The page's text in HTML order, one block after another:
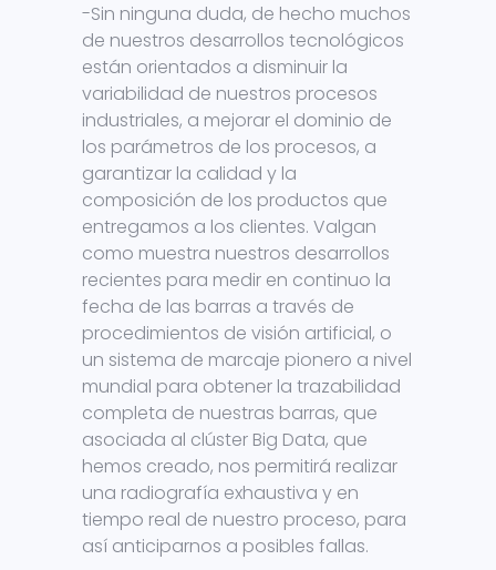
-Sin ninguna duda, de hecho muchos
de nuestros desarrollos tecnológicos
están orientados a disminuir la
variabilidad de nuestros procesos
industriales, a mejorar el dominio de
los parámetros de los procesos, a
garantizar la calidad y la
composición de los productos que
entregamos a los clientes. Valgan
como muestra nuestros desarrollos
recientes para medir en continuo la
fecha de las barras a través de
procedimientos de visión artificial, o
un sistema de marcaje pionero a nivel
mundial para obtener la trazabilidad
completa de nuestras barras, que
asociada al clúster Big Data, que
hemos creado, nos permitirá realizar
una radiografía exhaustiva y en
tiempo real de nuestro proceso, para
así anticiparnos a posibles fallas.